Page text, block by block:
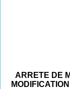
ARRETE DE